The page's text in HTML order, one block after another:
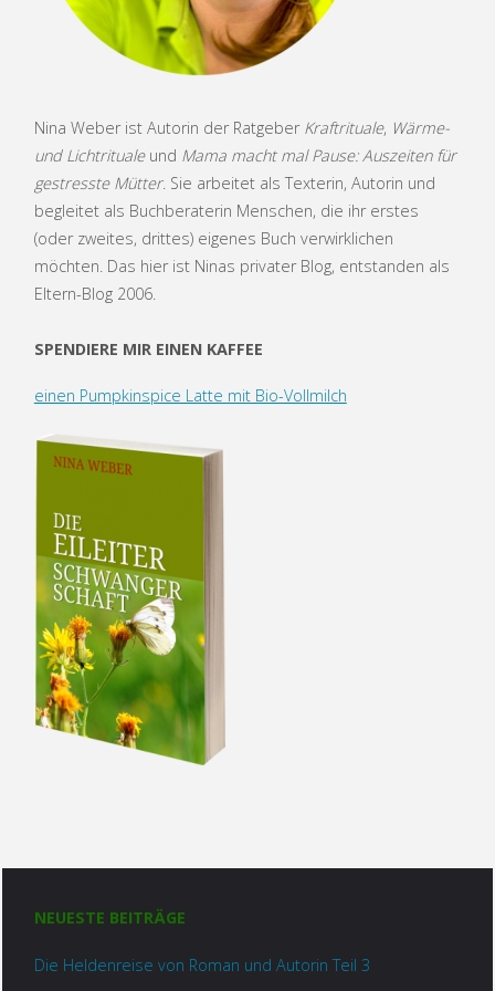
Nina Weber ist Autorin der Ratgeber Kraftrituale, Wärme-
und Lichtritualeund Mama macht mal Pause: Auszeiten für
gestresste Mütter. Sie arbeitet als Texterin, Autorin und
begleitet als Buchberaterin Menschen, die ihr erstes
(oder zweites, drittes) eigenes Buch verwirklichen
möchten. Das hier ist Ninas privater Blog, entstanden als
Eltern-Blog 2006.
SPENDIERE MIR EINEN KAFFEE
einen Pumpkinspice Latte mit Bio-Vollmilch
NEUESTE BEITRÄGE
Die Heldenreise von Roman und Autorin Teil 3